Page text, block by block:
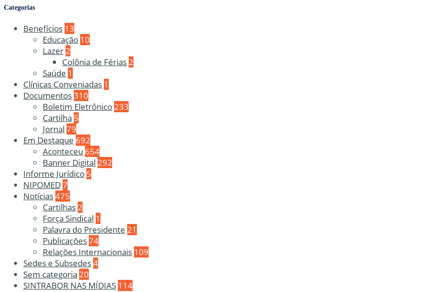
Categorias
Benefícios 13
Educação 10
Lazer2
Colônia de Férias2
Saúde 1
Clínicas Conveniadas 1
Documentos310
Boletim Eletrônico233
Cartilha 5
Jornal 79
Em Destaque 692
Aconteceu 654
Banner Digital 292
Informe Jurídico 5
NIPOMED7
Notícias475
Cartilhas2
Força Sindical 1
Palavra do Presidente 21
Publicações74
Relações Internacionais 109
Sedes e Subsedes4
Sem categoria 20
SINTRABOR NAS MÍDIAS 114